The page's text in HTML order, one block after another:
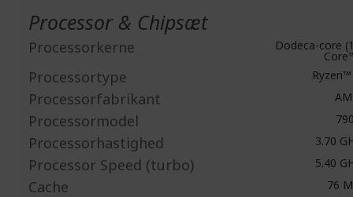
Processor & Chipsæt
Processorkerne Dodeca-core
Processortype
Processorfabrikant
Processormodel
Processorhastighed 3.70
Processor Speed (turbo) 5.40
Cache 76